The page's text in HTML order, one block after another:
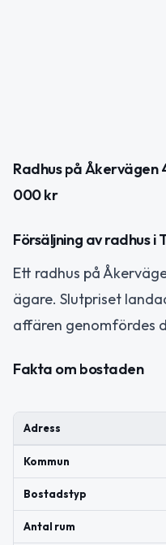
Radhus på Åkervägen
000 kr
Försäljning av radhus i
Ett radhus på
ägare. Slutpriset
affären genomfördes
Fakta om bostaden
Adress
Kommun
Bostadstyp
Antal rum